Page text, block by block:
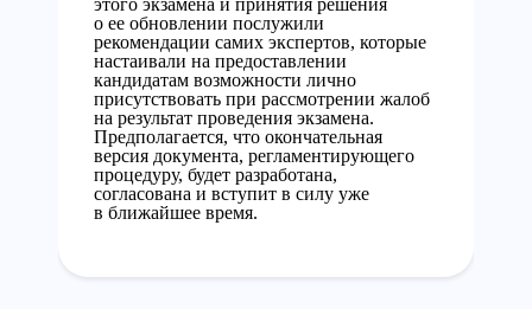
этого экзамена и принятия решения
о ее обновлении послужили
рекомендации самих экспертов, которые
настаивали на предоставлении
кандидатам возможности лично
присутствовать при рассмотрении жалоб
на результат проведения экзамена.
Предполагается, что окончательная
версия документа, регламентирующего
процедуру, будет разработана,
согласована и вступит в силу уже
в ближайшее время.